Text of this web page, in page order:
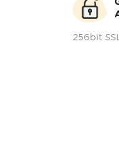
256bit